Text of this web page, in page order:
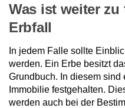
Was ist weiter
Erbfall
In jedem Falle sollte
werden. Ein Erbe besitzt
Grundbuch. In diesem
Immobilie festgehalten.
werden auch bei der